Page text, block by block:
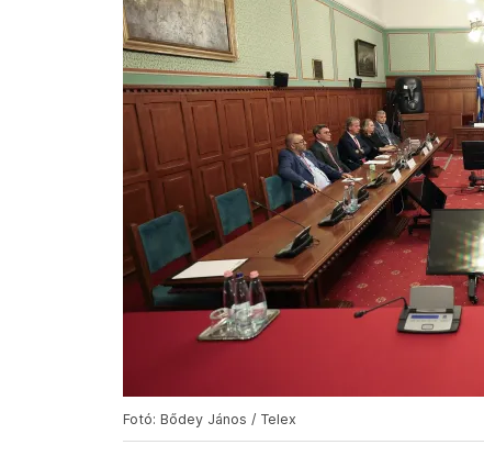
Fotó: Bődey János / Telex